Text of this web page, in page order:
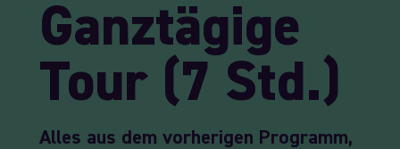
Ganztägige
Tour (7 Std.)
Alles aus dem vorherigen Programm,